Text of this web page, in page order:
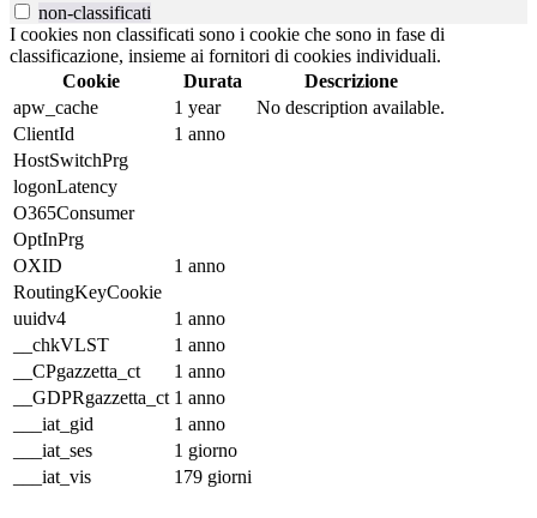
non-classificati
I cookies non classificati sono i cookie che sono in fase di
classificazione, insieme ai fornitori di cookies individuali.
Cookie
Durata
Descrizione
apw_cache
1 year
No description available.
ClientId
1 anno
HostSwitchPrg
logonLatency
O365Consumer
OptInPrg
OXID
1 anno
RoutingKeyCookie
uuidv4
1 anno
__chkVLST
1 anno
__CPgazzetta_ct
1 anno
__GDPRgazzetta_ct 1 anno
___iat_gid
1 anno
___iat_ses
1 giorno
___iat_vis
179 giorni